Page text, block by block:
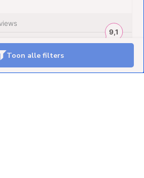
Toon alle filters